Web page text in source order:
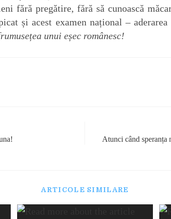
fără pregătire, fără să cunoască
și acest examen național – aderarea
unui eșec românesc!
Atunci când speranța
ARTICOLE SIMILARE